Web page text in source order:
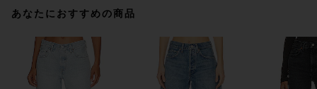
あなたにおすすめの商品